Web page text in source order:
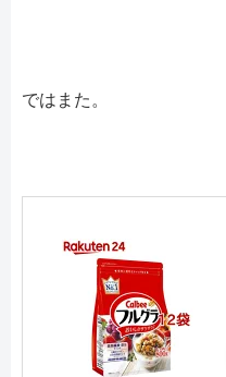
ではまた。